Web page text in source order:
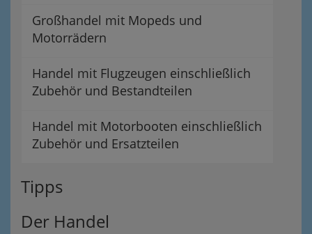
Großhandel mit Mopeds und
Motorrädern
Handel mit Flugzeugen einschließlich
Zubehör und Bestandteilen
Handel mit Motorbooten einschließlich
Zubehör und Ersatzteilen
Tipps
Der Handel